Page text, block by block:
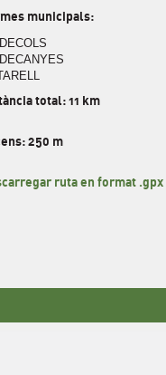
municipals:
total: 11 km
250 m
ruta en format .gpx